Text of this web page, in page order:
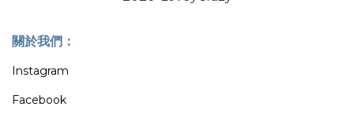
關於我們：
Instagram
Facebook